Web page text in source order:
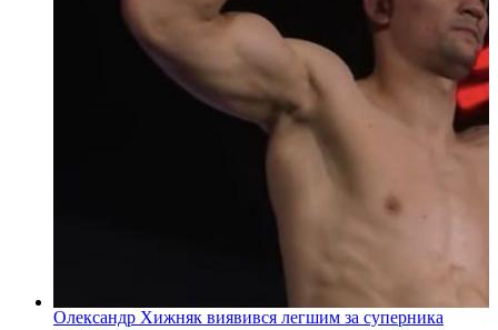
Олександр Хижняк виявився легшим за суперника